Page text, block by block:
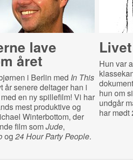
lave
året
i Berlin med In This
år senere deltager han i
en ny spillefilm! Vi har
mest produktive og
Winterbottom, der
film somJude,
og 24 Hour Party People.
Hun var
hun om
undgår
har mødt